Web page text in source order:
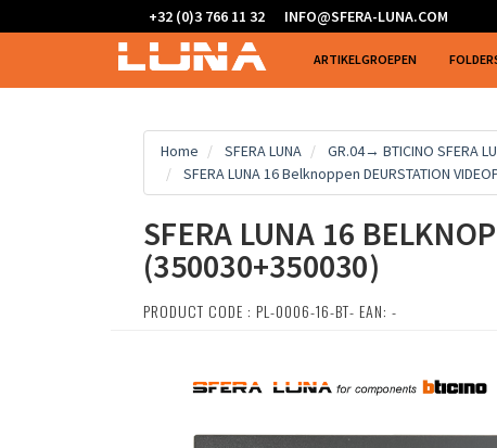
+32 (0)3 766 11 32 INFO@SFERA-LUNA.COM
ARTIKELGROEPEN
Home SFERA LUNA
GR.04→ BTICINO SFERA
SFERA LUNA 16 Belknoppen DEURSTATION
SFERA LUNA 16
(350030+350030)
PRODUCT CODE : PL-0006-16-BT- EAN: -